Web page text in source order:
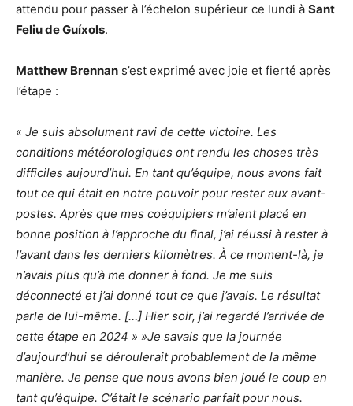
attendu pour passer à l’échelon supérieur ce lundi à Sant
Feliu de Guíxols.
Matthew Brennan s’est exprimé avec joie et fierté après
l’étape :
« Je suis absolument ravi de cette victoire. Les
conditions météorologiques ont rendu les choses très
difficiles aujourd’hui. En tant qu’équipe, nous avons fait
tout ce qui était en notre pouvoir pour rester aux avant-
postes. Après que mes coéquipiers m’aient placé en
bonne position à l’approche du final, j’ai réussi à rester à
l’avant dans les derniers kilomètres. À ce moment-là, je
n’avais plus qu’à me donner à fond. Je me suis
déconnecté et j’ai donné tout ce que j’avais. Le résultat
parle de lui-même. […] Hier soir, j’ai regardé l’arrivée de
cette étape en 2024 » »Je savais que la journée
d’aujourd’hui se déroulerait probablement de la même
manière. Je pense que nous avons bien joué le coup en
tant qu’équipe. C’était le scénario parfait pour nous.